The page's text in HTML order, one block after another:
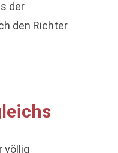
der
den Richter
völlig